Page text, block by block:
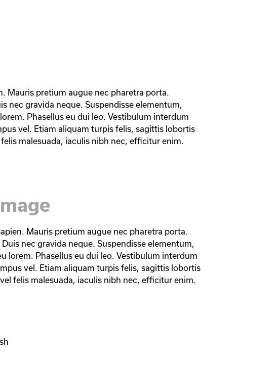
Mauris pretium augue nec pharetra porta.
nec gravida neque. Suspendisse elementum,
Phasellus eu dui leo. Vestibulum interdum
vel. Etiam aliquam turpis felis, sagittis lobortis
malesuada, iaculis nibh nec, efficitur enim.
Mauris pretium augue nec pharetra porta.
nec gravida neque. Suspendisse elementum,
lorem. Phasellus eu dui leo. Vestibulum interdum
vel. Etiam aliquam turpis felis, sagittis lobortis
felis malesuada, iaculis nibh nec, efficitur enim.